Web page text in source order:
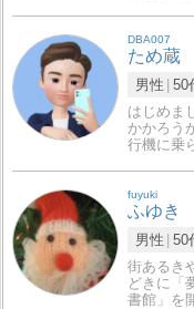
DBA007
ため蔵
男性 50
はじめま
かかろう
行機に乗
fuyuki
ふゆき
男性 50
街あるき
どきに「
書館」を